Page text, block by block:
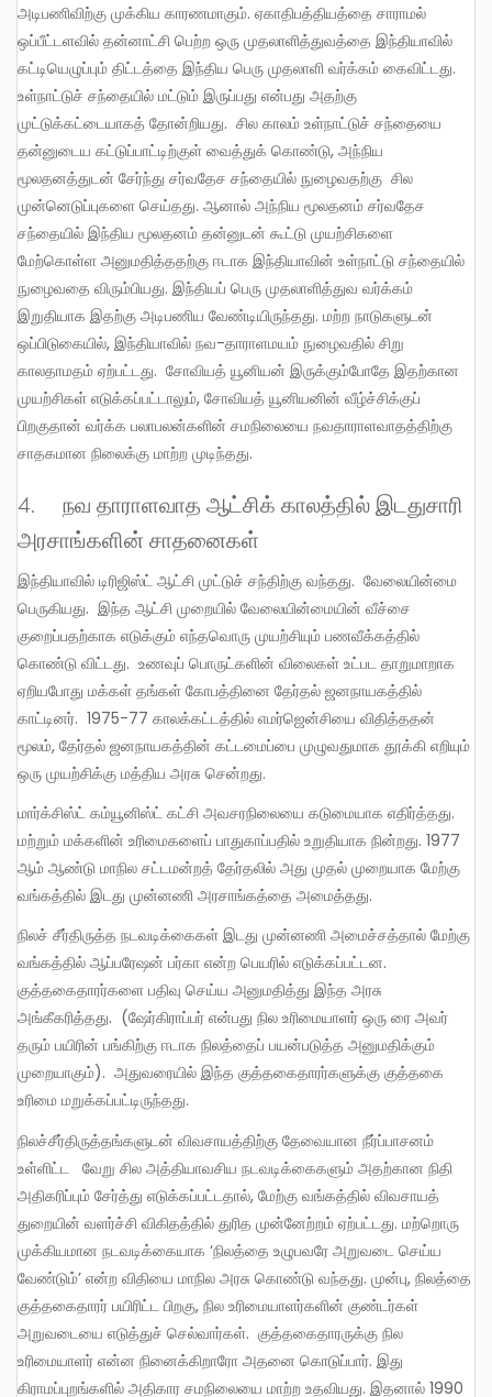
அடிபணிவிற்கு முக்கிய காரணமாகும். ஏகாதிபத்தியத்தை சாராமல்
ஒப்பீட்டளவில் தன்னாட்சி பெற்ற ஒரு முதலாளித்துவத்தை இந்தியாவில்
கட்டியெழுப்பும் திட்டத்தை இந்திய பெரு முதலாளி வர்க்கம் கைவிட்டது.
உள்நாட்டுச் சந்தையில் மட்டும் இருப்பது என்பது அதற்கு
முட்டுக்கட்டையாகத் தோன்றியது. சில காலம் உள்நாட்டுச் சந்தையை
தன்னுடைய கட்டுப்பாட்டிற்குள் வைத்துக் கொண்டு, அந்நிய
மூலதனத்துடன் சேர்ந்து சர்வதேச சந்தையில் நுழைவதற்கு சில
முன்னெடுப்புகளை செய்தது. ஆனால் அந்நிய மூலதனம் சர்வதேச
சந்தையில் இந்திய மூலதனம் தன்னுடன் கூட்டு முயற்சிகளை
மேற்கொள்ள அனுமதித்ததற்கு ஈடாக இந்தியாவின் உள்நாட்டு சந்தையில்
நுழைவதை விரும்பியது. இந்தியப் பெரு முதலாளித்துவ வர்க்கம்
இறுதியாக இதற்கு அடிபணிய வேண்டியிருந்தது. மற்ற நாடுகளுடன்
ஒப்பிடுகையில், இந்தியாவில் நவ-தாராளமயம் நுழைவதில் சிறு
காலதாமதம் ஏற்பட்டது. சோவியத் யூனியன் இருக்கும்போதே இதற்கான
முயற்சிகள் எடுக்கப்பட்டாலும், சோவியத் யூனியனின் வீழ்ச்சிக்குப்
பிறகுதான் வர்க்க பலாபலன்களின் சமநிலையை நவதாராளவாதத்திற்கு
சாதகமான நிலைக்கு மாற்ற முடிந்தது.
4. நவ தாராளவாத ஆட்சிக் காலத்தில் இடதுசாரி
அரசாங்களின் சாதனைகள்
இந்தியாவில் டிரிஜிஸ்ட் ஆட்சி முட்டுச் சந்திற்கு வந்தது. வேலையின்மை
பெருகியது. இந்த ஆட்சி முறையில் வேலையின்மையின் வீச்சை
குறைப்பதற்காக எடுக்கும் எந்தவொரு முயற்சியும் பணவீக்கத்தில்
கொண்டு விட்டது. உணவுப் பொருட்களின் விலைகள் உட்பட தாறுமாறாக
ஏறியபோது மக்கள் தங்கள் கோபத்தினை தேர்தல் ஜனநாயகத்தில்
காட்டினர். 1975-77 காலக்கட்டத்தில் எமர்ஜென்சியை விதித்ததன்
மூலம், தேர்தல் ஜனநாயகத்தின் கட்டமைப்பை முழுவதுமாக தூக்கி எறியும்
ஒரு முயற்சிக்கு மத்திய அரசு சென்றது.
மார்க்சிஸ்ட் கம்யூனிஸ்ட் கட்சி அவசரநிலையை கடுமையாக எதிர்த்தது.
மற்றும் மக்களின் உரிமைகளைப் பாதுகாப்பதில் உறுதியாக நின்றது. 1977
ஆம் ஆண்டு மாநில சட்டமன்றத் தேர்தலில் அது முதல் முறையாக மேற்கு
வங்கத்தில் இடது முன்னணி அரசாங்கத்தை அமைத்தது.
நிலச் சீர்திருத்த நடவடிக்கைகள் இடது முன்னணி அமைச்சத்தால் மேற்கு
வங்கத்தில் ஆப்பரேஷன் பர்கா என்ற பெயரில் எடுக்கப்பட்டன.
குத்தகைதாரர்களை பதிவு செய்ய அனுமதித்து இந்த அரசு
அங்கீகரித்தது. (ஷேர்கிராப்பர் என்பது நில உரிமையாளர் ஒரு ரை அவர்
தரும் பயிரின் பங்கிற்கு ஈடாக நிலத்தைப் பயன்படுத்த அனுமதிக்கும்
முறையாகும்). அதுவரையில் இந்த குத்தகைதாரர்களுக்கு குத்தகை
உரிமை மறுக்கப்பட்டிருந்தது.
நிலச்சீர்திருத்தங்களுடன் விவசாயத்திற்கு தேவையான நீர்ப்பாசனம்
உள்ளிட்ட வேறு சில அத்தியாவசிய நடவடிக்கைகளும் அதற்கான நிதி
அதிகரிப்பும் சேர்த்து எடுக்கப்பட்டதால், மேற்கு வங்கத்தில் விவசாயத்
துறையின் வளர்ச்சி விகிதத்தில் துரித முன்னேற்றம் ஏற்பட்டது. மற்றொரு
முக்கியமான நடவடிக்கையாக ‘நிலத்தை உழுபவரே அறுவடை செய்ய
வேண்டும்’ என்ற விதியை மாநில அரசு கொண்டு வந்தது. முன்பு, நிலத்தை
குத்தகைதாரர் பயிரிட்ட பிறகு, நில உரிமையாளர்களின் குண்டர்கள்
அறுவடையை எடுத்துச் செல்வார்கள். குத்தகைதாரருக்கு நில
உரிமையாளர் என்ன நினைக்கிறாரோ அதனை கொடுப்பார். இது
கிராமப்புறங்களில் அதிகார சமநிலையை மாற்ற உதவியது. இதனால் 1990